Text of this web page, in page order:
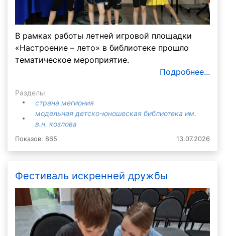
В рамках работы летней игровой площадки
«Настроение – лето» в библиотеке прошло
тематическое мероприятие.
Подробнее...
Разделы
страна мегиония
модельная детско-юношеская библиотека им.
в.н. козлова
Показов: 865 13.07.2026
Фестиваль искренней дружбы